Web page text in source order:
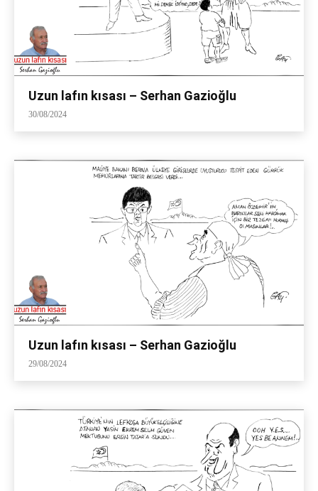
Uzun lafın kısası – Serhan Gazioğlu
30/08/2024
Uzun lafın kısası – Serhan Gazioğlu
29/08/2024